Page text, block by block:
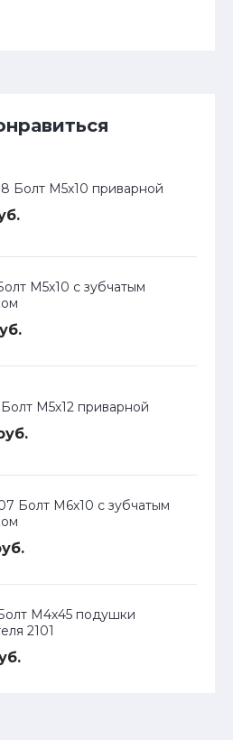
Болт М5х10 приварной
М5х10 с зубчатым
Болт М5х12 приварной
Болт М6х10 с зубчатым
М4х45 подушки
2101